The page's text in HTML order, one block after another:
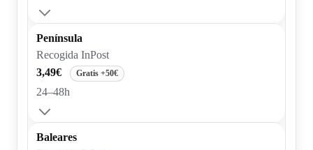
Península
Recogida InPost
3,49€
Gratis +50€
24–48h
Baleares